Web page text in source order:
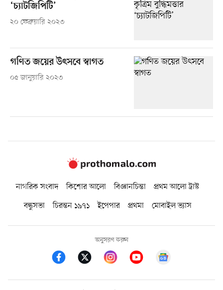
‘চ্যাটজিপিটি’
২০ ফেব্রুয়ারি ২০২৩
গণিত জয়ের উৎসবে স্বাগত
০৫ জানুয়ারি ২০২৩
নাগরিক সংবাদ কিশোর আলো বিজ্ঞানচিন্তা
প্রথম আলো ট্রাস্ট
বন্ধুসভা
চিরন্তন ১৯৭১ ইপেপার প্রথমা মোবাইল ভ্যাস
অনুসরণ করুন